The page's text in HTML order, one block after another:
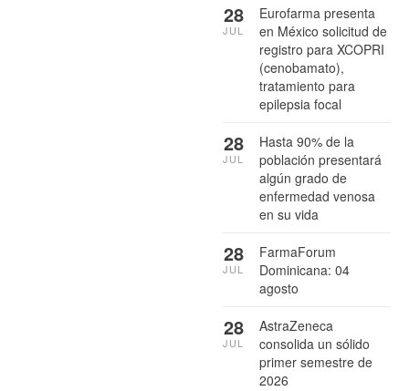
Eurofarma presenta
en México solicitud de
registro para XCOPRI
(cenobamato),
tratamiento para
epilepsia focal
28
JUL
Hasta 90% de la
población presentará
algún grado de
enfermedad venosa
en su vida
28
JUL
FarmaForum
Dominicana: 04
agosto
28
JUL
AstraZeneca
consolida un sólido
primer semestre de
2026
28
JUL